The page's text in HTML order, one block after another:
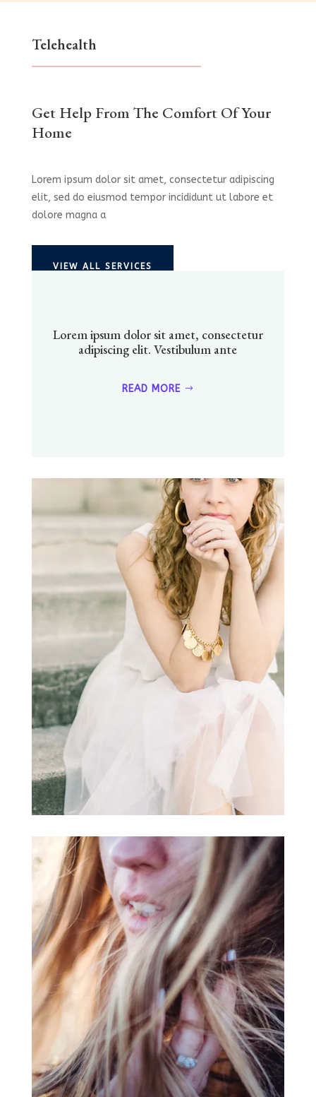
Telehealth
Get Help From The Comfort Of Your
Home
Lorem ipsum dolor sit amet, consectetur adipiscing
elit, sed do eiusmod tempor incididunt ut labore et
dolore magna a
VIEW ALL SERVICES
Lorem ipsum dolor sit amet, consectetur
adipiscing elit. Vestibulum ante
READ MORE